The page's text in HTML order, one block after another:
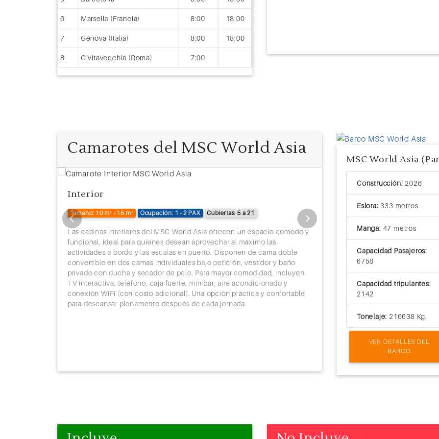
6 Marsella (Francia) 8:00 18:00
7 Génova (Italia) 8:00 18:00
8 Civitavecchia (Roma) 7:00
Camarotes del MSC World Asia
Interior
Tamaño: 10 m² - 15 m² Ocupación: 1 - 2 PAX Cubiertas: 5 a 21
Las cabinas interiores del MSC World Asia ofrecen un espacio cómodo y
funcional, ideal para quienes desean aprovechar al máximo las
actividades a bordo y las escalas en puerto. Disponen de cama doble
convertible en dos camas individuales bajo petición, vestidor y baño
privado con ducha y secador de pelo. Para mayor comodidad, incluyen
TV interactiva, teléfono, caja fuerte, minibar, aire acondicionado y
conexión WiFi (con costo adicional). Una opción práctica y confortable
para descansar plenamente después de cada jornada.
Vista al Mar
Tamaño: 12 m² a 20 m²
Las cabinas vista al mar del
natural, ofreciendo una
durante la navegación. Están
convertible en dos camas
privado con ducha y secador
TV interactiva, teléfono, caja
conexión WiFi (con costo
una ventana panorámica
especial.
Previous
Construcción: 2026
Eslora: 333 metros
Manga: 47 metros
Capacidad Pasajeros:
6758
Capacidad tripulantes:
2142
Tonelaje: 216638 Kg.
VER DETALLES DEL
BARCO